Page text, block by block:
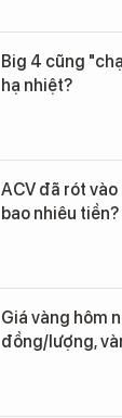
Big 4 cũng
hạ nhiệt?
ACV đã rót
bao nhiêu tiền?
Giá vàng hôm
đồng/lượng,